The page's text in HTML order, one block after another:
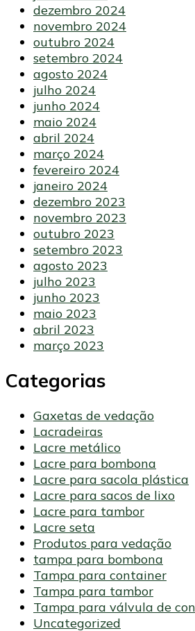
dezembro 2024
novembro 2024
outubro 2024
setembro 2024
agosto 2024
julho 2024
junho 2024
maio 2024
abril 2024
março 2024
fevereiro 2024
janeiro 2024
dezembro 2023
novembro 2023
outubro 2023
setembro 2023
agosto 2023
julho 2023
junho 2023
maio 2023
abril 2023
março 2023
Categorias
Gaxetas de vedação
Lacradeiras
Lacre metálico
Lacre para bombona
Lacre para sacola plástica
Lacre para sacos de lixo
Lacre para tambor
Lacre seta
Produtos para vedação
tampa para bombona
Tampa para container
Tampa para tambor
Tampa para válvula de
Uncategorized